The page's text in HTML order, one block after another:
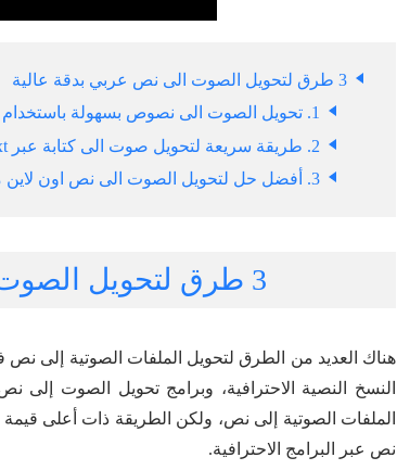
3 طرق لتحويل الصوت الى نص عربي بدقة عالية
1. تحويل الصوت الى نصوص بسهولة باستخدام iMyFone VoxBox
2. طريقة سريعة لتحويل صوت الى كتابة عبر Google Cloud Speech-to-Text
3. أفضل حل لتحويل الصوت الى نص اون لاين مع Otter.ai
3 طرق لتحويل الصوت الى نص عربي بدقة عالية
هناك العديد من الطرق لتحويل الملفات الصوتية إلى
النسخ النصية الاحترافية، وبرامج تحويل الصوت
الملفات الصوتية إلى نص، ولكن الطريقة ذات أعلى
نص عبر البرامج الاحترافية.